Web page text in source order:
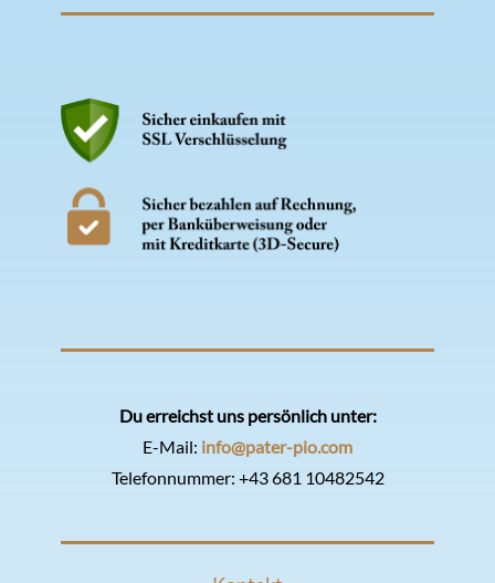
Du erreichst uns persönlich unter:
E-Mail: info@pater-pio.com
Telefonnummer: +43 681 10482542